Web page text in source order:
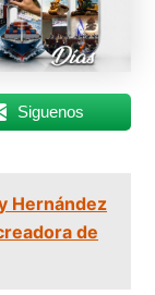
Siguenos
Hernández
de